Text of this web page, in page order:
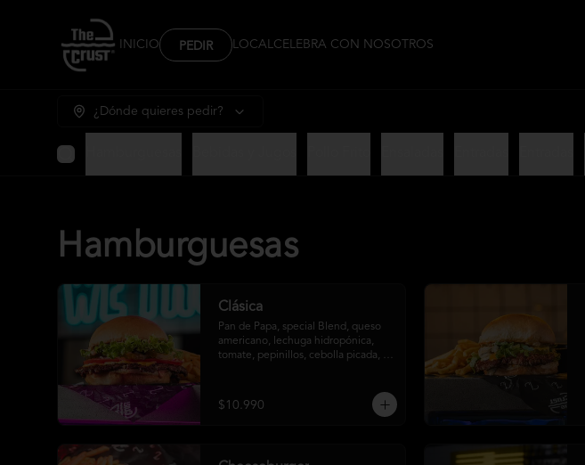
INICIO PEDIR LOCALCELEBRA CON NOSOTROS
¿Dónde quieres pedir?
Hamburguesas
Clásica
Pan de Papa, special Blend, queso
americano, lechuga hidropónica,
tomate, pepinillos, cebolla picada,
$10.990